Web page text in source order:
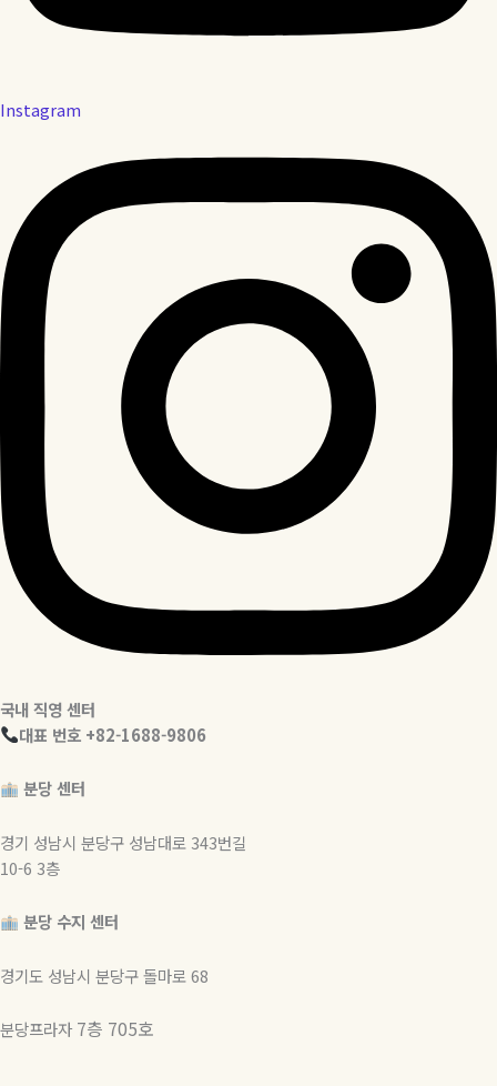
Instagram
국내 직영 센터
대표 번호 +82-1688-9806
분당 센터
경기 성남시 분당구 성남대로 343번길
10-6 3층
분당 수지 센터
경기도 성남시 분당구 돌마로 68
분당프라자 7층 705호